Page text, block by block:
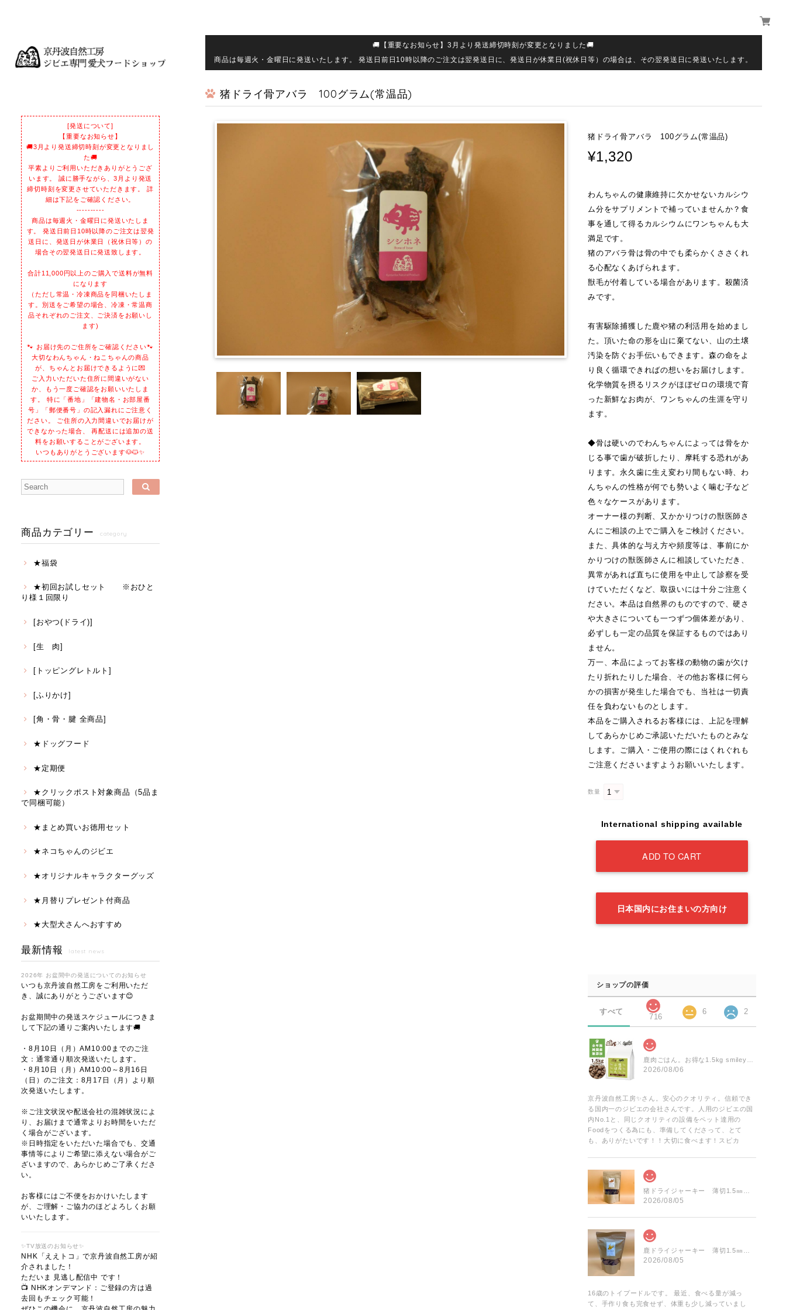
[発送について]
【重要なお知らせ】
🚚3月より発送締切時刻が変更となりまし
た🚚
平素よりご利用いただきありがとうござ
います。 誠に勝手ながら、3月より発送
締切時刻を変更させていただきます。 詳
細は下記をご確認ください。
----------
商品は毎週火・金曜日に発送いたしま
す。 発送日前日10時以降のご注文は翌発
送日に、発送日が休業日（祝休日等）の
場合その翌発送日に発送致します。
合計11,000円以上のご購入で送料が無料
になります
（ただし常温・冷凍商品を同梱いたしま
す。別送をご希望の場合、冷凍・常温商
品それぞれのご注文、ご決済をお願いし
ます)
🐾 お届け先のご住所をご確認ください🐾
大切なわんちゃん・ねこちゃんの商品
が、ちゃんとお届けできるように💌
ご入力いただいた住所に間違いがない
か、もう一度ご確認をお願いいたしま
す。 特に「番地」「建物名・お部屋番
号」「郵便番号」の記入漏れにご注意く
ださい。 ご住所の入力間違いでお届けが
できなかった場合、 再配送には追加の送
料をお願いすることがございます。
いつもありがとうございます🐶🐱✨
商品カテゴリー category
★福袋
★初回お試しセット ※おひと
り様１回限り
[おやつ(ドライ)]
[生 肉]
[トッピングレトルト]
[ふりかけ]
[角・骨・腱 全商品]
★ドッグフード
★定期便
★クリックポスト対象商品（5品ま
で同梱可能）
★まとめ買いお徳用セット
★ネコちゃんのジビエ
★オリジナルキャラクターグッズ
★月替りプレゼント付商品
★大型犬さんへおすすめ
最新情報 latest news
2026年 お盆間中の発送についてのお知らせ
いつも京丹波自然工房をご利用いただ
き、誠にありがとうございます😊
お盆期間中の発送スケジュールにつきま
して下記の通りご案内いたします🚚
・8月10日（月）AM10:00までのご注
文：通常通り順次発送いたします。
・8月10日（月）AM10:00～8月16日
（日）のご注文：8月17日（月）より順
次発送いたします。
※ご注文状況や配送会社の混雑状況によ
り、お届けまで通常よりお時間をいただ
く場合がございます。
※日時指定をいただいた場合でも、交通
事情等によりご希望に添えない場合がご
ざいますので、あらかじめご了承くださ
い。
お客様にはご不便をおかけいたします
が、ご理解・ご協力のほどよろしくお願
いいたします。
✨TV放送のお知らせ✨
NHK「ええトコ」で京丹波自然工房が紹
介されました！
ただいま 見逃し配信中 です！
📺 NHKオンデマンド：ご登録の方は過
去回もチェック可能！
🚚【重要なお知らせ】3月より発送締切時刻が変更となりました🚚
商品は毎週火・金曜日に発送いたします。 発送日前日10時以降のご注文は翌発送日に、発送日が休業日(祝休日等）の場合は、その翌発送日に発送いたします。
猪ドライ骨アバラ 100グラム(常温品)
猪ドライ骨アバラ 100グラム(常温品)
¥1,320
わんちゃんの健康維持に欠かせないカルシウ
ム分をサプリメントで補っていませんか？食
事を通して得るカルシウムにワンちゃんも大
満足です。
猪のアバラ骨は骨の中でも柔らかくささくれ
る心配なくあげられます。
獣毛が付着している場合があります。殺菌済
みです。
有害駆除捕獲した鹿や猪の利活用を始めまし
た。頂いた命の形を山に棄てない、山の土壌
汚染を防ぐお手伝いもできます。森の命をよ
り良く循環できればの想いをお届けします。
化学物質を摂るリスクがほぼゼロの環境で育
った新鮮なお肉が、ワンちゃんの生涯を守り
ます。
◆骨は硬いのでわんちゃんによっては骨をか
じる事で歯が破折したり、摩耗する恐れがあ
ります。永久歯に生え変わり間もない時、わ
んちゃんの性格が何でも勢いよく噛む子など
色々なケースがあります。
オーナー様の判断、又かかりつけの獣医師さ
んにご相談の上でご購入をご検討ください。
また、具体的な与え方や頻度等は、事前にか
かりつけの獣医師さんに相談していただき、
異常があれば直ちに使用を中止して診察を受
けていただくなど、取扱いには十分ご注意く
ださい。本品は自然界のものですので、硬さ
や大きさについても一つずつ個体差があり、
必ずしも一定の品質を保証するものではあり
ません。
万一、本品によってお客様の動物の歯が欠け
たり折れたりした場合、その他お客様に何ら
かの損害が発生した場合でも、当社は一切責
任を負わないものとします。
本品をご購入されるお客様には、上記を理解
してあらかじめご承認いただいたものとみな
します。ご購入・ご使用の際にはくれぐれも
ご注意くださいますようお願いいたします。
数量
International shipping available
ADD TO CART
日本国内にお住まいの方向け
ショップの評価
すべて
716
6 2
2026/08/06
京丹波自然工房✨️さん。安心のクオリティ。信頼でき
る国内一のジビエの会社さんです。人用のジビエの国
内No.1と、同じクオリティの設備をペット達用の
Foodをつくる為にも、準備してくださって、とて
も、ありがたいです！！大切に食べます！スピカ
2026/08/05
2026/08/05
16歳のトイプードルです。 最近、食べる量が減っ
て、手作り食も完食せず、体重も少し減っていまし